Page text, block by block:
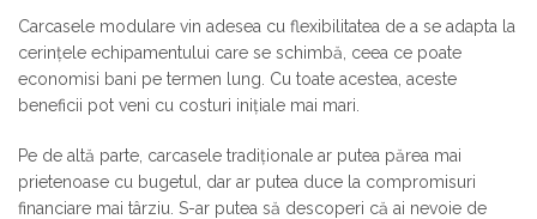
Carcasele modulare vin adesea cu flexibilitatea de a se adapta la
cerințele echipamentului care se schimbă, ceea ce poate
economisi bani pe termen lung. Cu toate acestea, aceste
beneficii pot veni cu costuri inițiale mai mari.
Pe de altă parte, carcasele tradiționale ar putea părea mai
prietenoase cu bugetul, dar ar putea duce la compromisuri
financiare mai târziu. S-ar putea să descoperi că ai nevoie de